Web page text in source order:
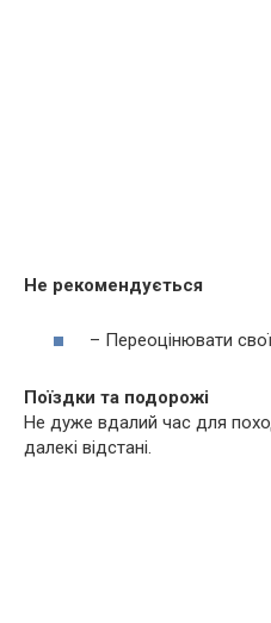
Не рекомендується
– Переоцінювати
Поїздки та подорожі
Не дуже вдалий час для
далекі відстані.